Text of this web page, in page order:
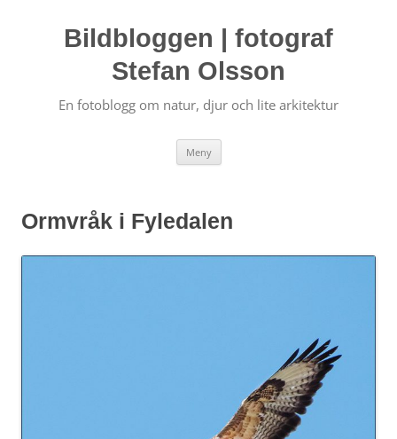
Bildbloggen | fotograf
Stefan Olsson
En fotoblogg om natur, djur och lite arkitektur
Meny Hoppa
till
Ormvråk i Fyledalen